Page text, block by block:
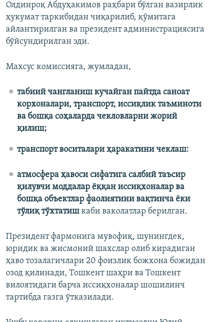
Олдинроқ Абдуҳакимов раҳбари бўлган вазирлик
ҳукумат таркибидан чиқарилиб, қўмитага
айлантирилган ва президент администрациясига
бўйсундирилган эди.
Махсус комиссияга, жумладан,
табиий чангланиш кучайган пайтда саноат
корхоналари, транспорт, иссиқлик таъминоти
ва бошқа соҳаларда чекловларни жорий
қилиш;
транспорт воситалари ҳаракатини чеклаш:
атмосфера ҳавоси сифатига салбий таъсир
қилувчи моддалар ёққан иссиқхоналар ва
бошқа объектлар фаолиятини вақтинча ёки
тўлиқ тўхтатиш каби ваколатлар берилган.
Президент фармонига мувофиқ, шунингдек,
юридик ва жисмоний шахслар олиб кирадиган
ҳаво тозалагичлари 20 фоизлик божхона божидан
озод қилинади, Тошкент шаҳри ва Тошкент
вилоятидаги барча иссиқхоналар шошилинч
тартибда газга ўтказилади.